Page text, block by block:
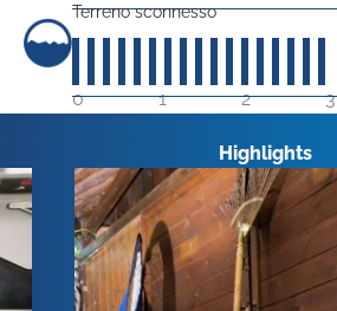
Terreno sconnesso
0 1 2 3
Highlights